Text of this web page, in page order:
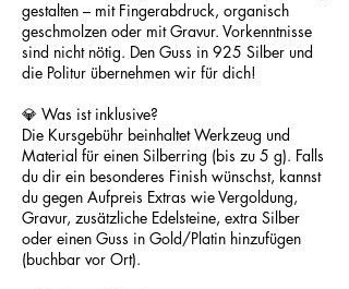
gestalten – mit Fingerabdruck, organisch
geschmolzen oder mit Gravur. Vorkenntnisse
sind nicht nötig. Den Guss in 925 Silber und
die Politur übernehmen wir für dich!
💎 Was ist inklusive?
Die Kursgebühr beinhaltet Werkzeug und
Material für einen Silberring (bis zu 5 g). Falls
du dir ein besonderes Finish wünschst, kannst
du gegen Aufpreis Extras wie Vergoldung,
Gravur, zusätzliche Edelsteine, extra Silber
oder einen Guss in Gold/Platin hinzufügen
(buchbar vor Ort).